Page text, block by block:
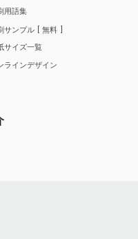
用語集
サンプル
無料
サイズ一覧
ラインデザイン